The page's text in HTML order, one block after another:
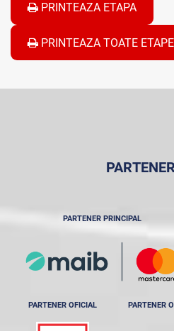
PRINTEAZA ETAPA
PRINTEAZA TOATE
PARTENER PRINCIPAL
PARTENER OFICIAL PARTENER